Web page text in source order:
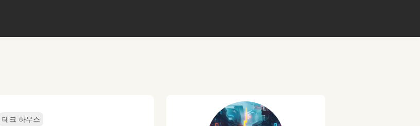
테크 하우스